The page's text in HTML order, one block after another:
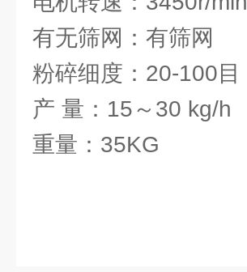
有无筛网：有筛网
粉碎细度：20-100目
产 量：15～30 kg/h
重量：35KG